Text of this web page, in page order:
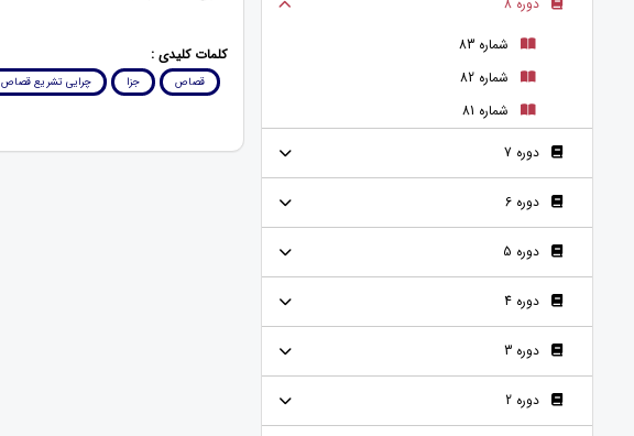
شماره 83
شماره 82
شماره 81
دوره 7
دوره 6
دوره 5
دوره 4
دوره 3
دوره 2
کلمات کلیدی :
قصاص جزا چرایی تشریع قصاص